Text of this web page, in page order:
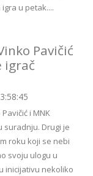
u petak....
Pavičić
igrač
i MNK
suradnju. Drugi je
roku koji se nebi
svoju ulogu u
inicijativu nekoliko